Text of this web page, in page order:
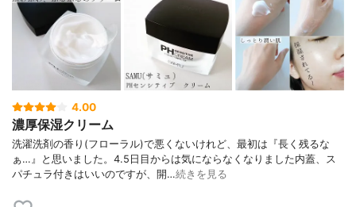
4.00
濃厚保湿クリーム
洗濯洗剤の香り(フローラル)で悪くないけれど、最初は『長く残るな
ぁ…』と思いました。4.5日目からは気にならなくなりました内蓋、ス
パチュラ付きはいいのですが、開…続きを見る